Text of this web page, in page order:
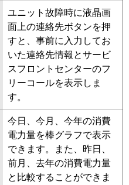
ユニット故障時に液晶画
面上の連絡先ボタンを押
すと、事前に入力してお
いた連絡先情報とサービ
スフロントセンターのフ
リーコールを表示しま
す。
今日、今月、今年の消費
電力量を棒グラフで表示
できます。また、昨日、
前月、去年の消費電力量
と比較することができま